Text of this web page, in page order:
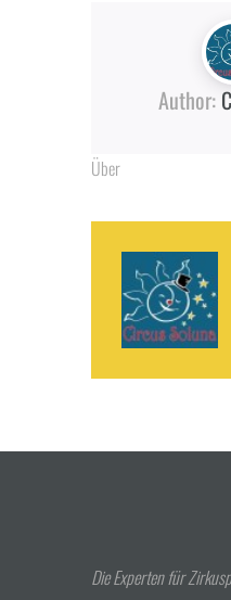
Author:
Über
Die Experten für